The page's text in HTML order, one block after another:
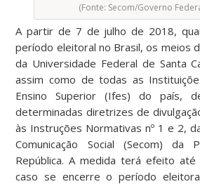
(Fonte: Secom/Governo
A partir de 7 de julho de 2018,
período eleitoral no Brasil, os meios
da Universidade Federal de Santa
assim como de todas as
Ensino Superior (Ifes) do país,
determinadas diretrizes de
às Instruções Normativas nº 1 e 2,
Comunicação Social (Secom) da
República. A medida terá efeito
caso se encerre o período